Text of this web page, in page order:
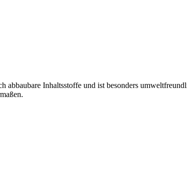
Inhaltsstoffe und ist besonders